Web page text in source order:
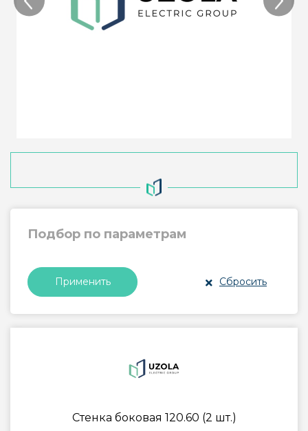
Подбор по параметрам
Сбросить
Применить
Стенка боковая 120.60 (2 шт.)